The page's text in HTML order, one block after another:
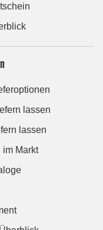
lassen
lassen
im Markt